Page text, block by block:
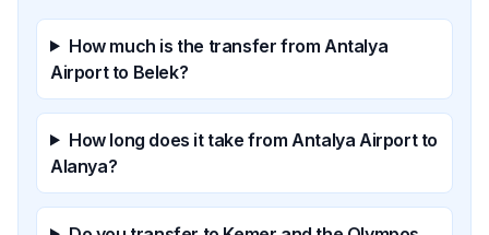
How much is the transfer from Antalya
Airport to Belek?
How long does it take from Antalya Airport to
Alanya?